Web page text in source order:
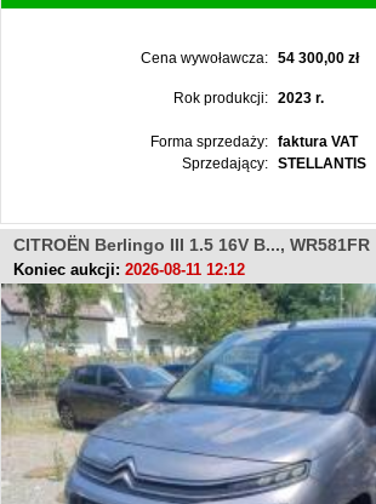
Cena wywoławcza: 54 300,00 zł
Rok produkcji: 2023 r.
Forma sprzedaży:
faktura VAT
Sprzedający:
STELLANTIS
CITROËN Berlingo III 1.5 16V B..., WR581FR
Koniec aukcji: 2026-08-11 12:12